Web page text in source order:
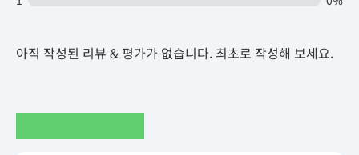
아직 작성된 리뷰 & 평가가 없습니다. 최초로 작성해 보세요.